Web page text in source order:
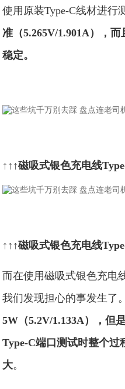
使用原装Type-C线材进行
准（5.265V/1.901A），
稳定。
↑↑↑磁吸式银色充电线
↑↑↑磁吸式银色充电线
而在使用磁吸式银色充电
我们发现担心的事发生了
5W（5.2V/1.133A），但
Type-C端口测试时整个
大。